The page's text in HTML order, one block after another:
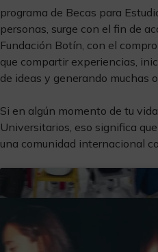
programa de Becas para
personas, surge con el fin de
Fundación Botín, con el
que compartir experiencias,
de ideas y generando muchas
Si en algún momento de tu
Universitarios, eso significa
una comunidad internacional